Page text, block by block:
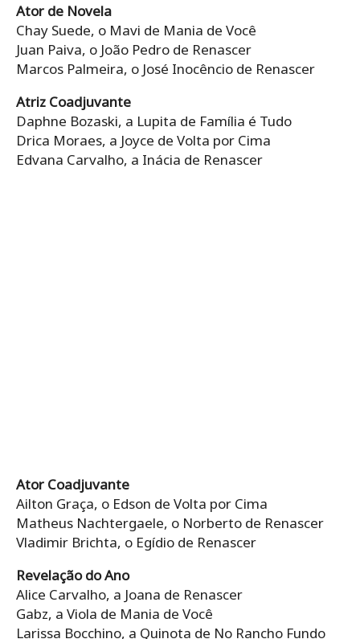
Ator de Novela
Chay Suede, o Mavi de Mania de Você
Juan Paiva, o João Pedro de Renascer
Marcos Palmeira, o José Inocêncio de Renascer
Atriz Coadjuvante
Daphne Bozaski, a Lupita de Família é Tudo
Drica Moraes, a Joyce de Volta por Cima
Edvana Carvalho, a Inácia de Renascer
Ator Coadjuvante
Ailton Graça, o Edson de Volta por Cima
Matheus Nachtergaele, o Norberto de Renascer
Vladimir Brichta, o Egídio de Renascer
Revelação do Ano
Alice Carvalho, a Joana de Renascer
Gabz, a Viola de Mania de Você
Larissa Bocchino, a Quinota de No Rancho Fundo